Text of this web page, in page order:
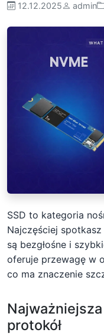
12.12.2025 admin
SSD to kategoria
Najczęściej spotkasz
są bezgłośne i
oferuje przewagę w
co ma znaczenie
protokół